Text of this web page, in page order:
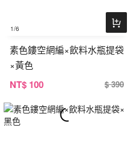
1/6
素色鏤空網編×飲料水瓶提袋
×黃色
NT$ 100 $ 390